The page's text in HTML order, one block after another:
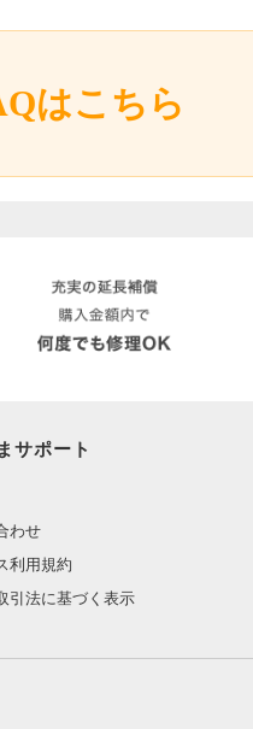
はこちら
サポート
わせ
利用規約
引法に基づく表示